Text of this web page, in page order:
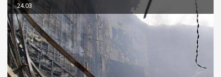
24.03